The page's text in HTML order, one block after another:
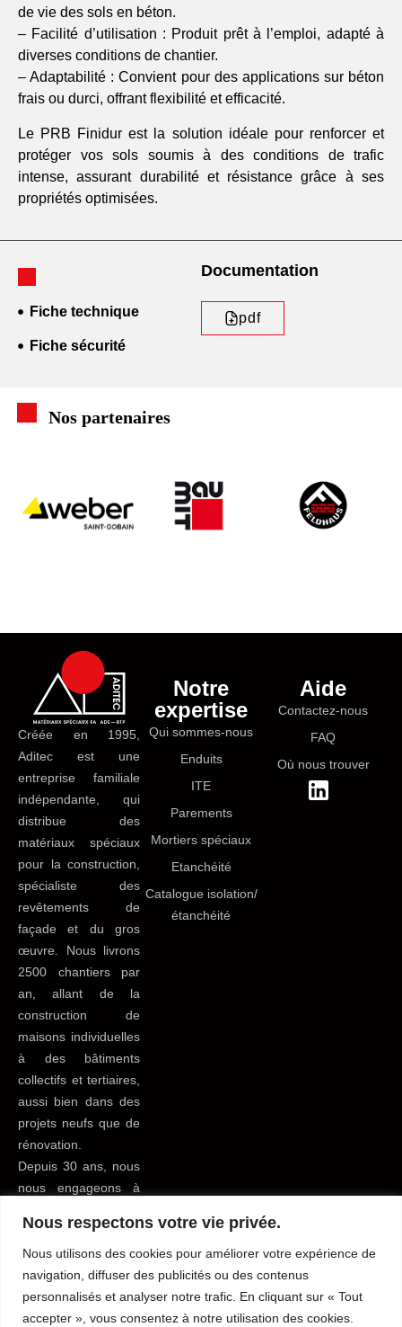
Nous respectons votre vie privée.
Nous utilisons des cookies pour améliorer votre expérience de
navigation, diffuser des publicités ou des contenus
personnalisés et analyser notre trafic. En cliquant sur « Tout
accepter », vous consentez à notre utilisation des cookies.
de vie des sols en béton.
– Facilité d’utilisation : Produit prêt à l’emploi, adapté à
diverses conditions de chantier.
– Adaptabilité : Convient pour des applications sur béton
frais ou durci, offrant flexibilité et efficacité.
Le PRB Finidur est la solution idéale pour renforcer et
protéger vos sols soumis à des conditions de trafic
intense, assurant durabilité et résistance grâce à ses
propriétés optimisées.
Documentation
Fiche technique
pdf
Fiche sécurité
Nos partenaires
Créée en 1995,
Aditec est une
entreprise familiale
indépendante, qui
distribue des
matériaux spéciaux
pour la construction,
spécialiste des
revêtements de
façade et du gros
œuvre. Nous livrons
2500 chantiers par
an, allant de la
construction de
maisons individuelles
à des bâtiments
collectifs et tertiaires,
aussi bien dans des
projets neufs que de
rénovation.
Depuis 30 ans, nous
nous engageons à
service possible à
tous nos clients du
bâtiment pour leur
faciliter la vie.
Notre
expertise
Qui sommes-nous
Enduits
ITE
Parements
Mortiers spéciaux
Etanchéité
Catalogue isolation/
étanchéité
Aide
Contactez-nous
FAQ
Où nous trouver